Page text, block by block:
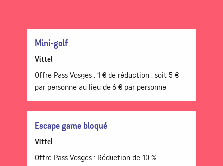
Mini-golf
Vittel
Offre Pass Vosges : 1 € de réduction : soit 5 €
par personne au lieu de 6 € par personne
Escape game bloqué
Vittel
Offre Pass Vosges : Réduction de 10 %